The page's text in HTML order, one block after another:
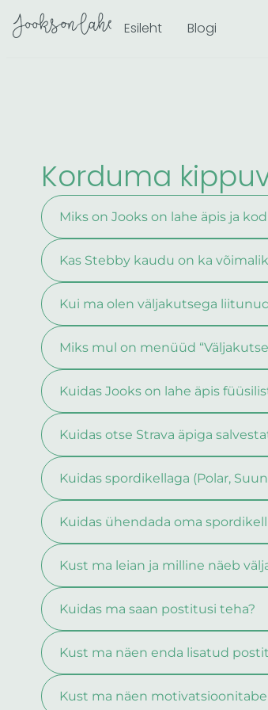
Skip
to
Esileht Blogi
Korduma
Miks on Jooks on lahe äpis ja
Kas Stebby kaudu on ka
Kui ma olen väljakutsega
Miks mul on menüüd
Kuidas Jooks on lahe äpis
Kuidas otse Strava äpiga
Kuidas spordikellaga (Polar,
Kuidas ühendada oma
Kust ma leian ja milline näeb
Kuidas ma saan postitusi teha?
Kust ma näen enda lisatud
Kust ma näen